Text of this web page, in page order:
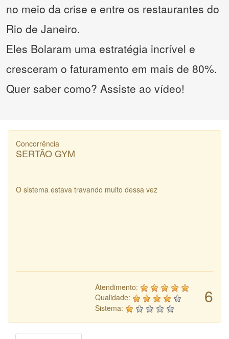
no meio da crise e entre os restaurantes do
Rio de Janeiro.
Eles Bolaram uma estratégia incrível e
cresceram o faturamento em mais de 80%.
Quer saber como? Assiste ao vídeo!
Concorrência
SERTÃO GYM
O sistema estava travando muito dessa vez
6
Atendimento:
Qualidade:
Sistema: